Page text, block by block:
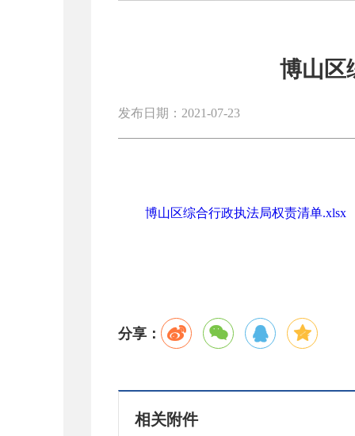
博山区
发布日期：2021-07-23
博山区综合行政执法局权责清单.xlsx
分享：
相关附件